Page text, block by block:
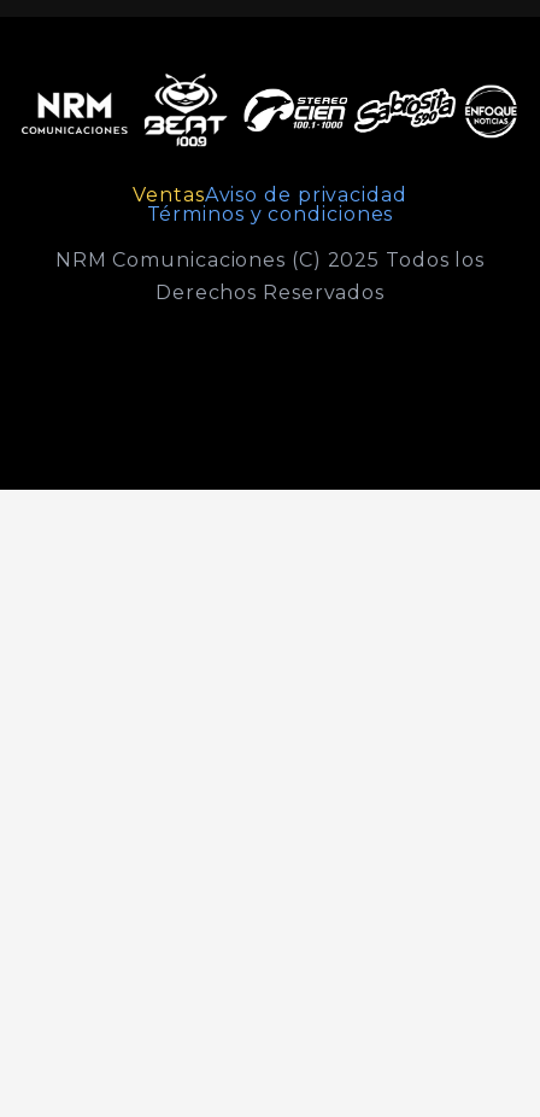
VentasAviso de privacidad
Términos y condiciones
NRM Comunicaciones (C) 2025 Todos los
Derechos Reservados